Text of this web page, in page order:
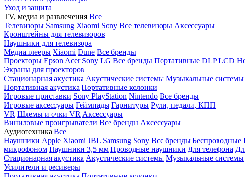
Уход и защита
TV, медиа и развлечения Все
Телевизоры Samsung Xiaomi Sony Все телевизоры Аксессуары
Кронштейны для телевизоров
Наушники для телевизора
Медиаплееры Xiaomi Dune Все бренды
Проекторы Epson Acer Sony LG Все бренды Портативные DLP LCD
Экраны для проекторов
Стационарная акустика Акустические системы Музыкальные системы
Портативная акустика Портативные колонки
Игровые приставки Sony PlayStation Nintendo Все бренды
Игровые аксессуары Геймпады Гарнитуры Рули, педали, КПП
VR Шлемы и очки VR Аксессуары
Виниловые проигрыватели Все бренды Аксессуары
Аудиотехника Все
Наушники Apple Xiaomi JBL Samsung Sony Все бренды Беспроводные
микрофоном Наушники 3,5 мм Проводные наушники Для телефона
Стационарная акустика Акустические системы Музыкальные системы
Усилители и ресиверы